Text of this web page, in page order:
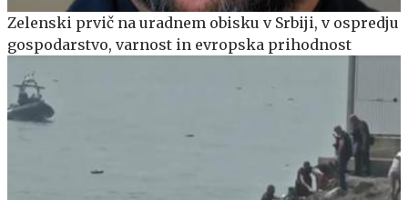
Zelenski prvič na uradnem obisku v Srbiji, v ospredju
gospodarstvo, varnost in evropska prihodnost